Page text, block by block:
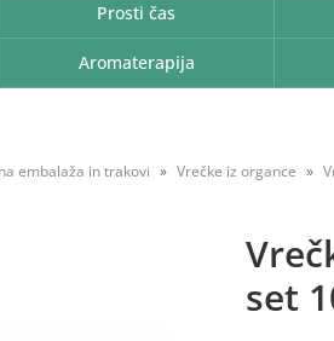
Prosti čas
Aromaterapija
embalaža in trakovi Vrečke iz organce
set